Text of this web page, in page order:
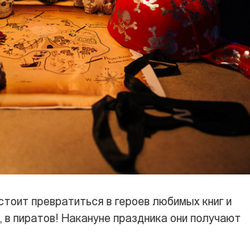
превратиться в героев любимых книг и
пиратов! Накануне праздника они получают